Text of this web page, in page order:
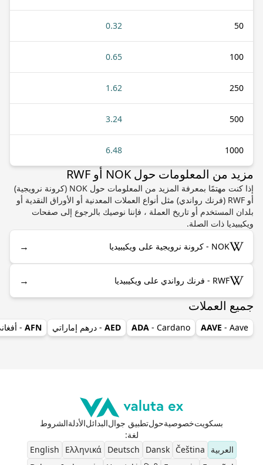
50
0.32
100
0.65
250
1.62
500
3.24
1000
6.48
مزيد من المعلومات حول NOK أو RWF
إذا كنت مهتمًا بمعرفة المزيد من المعلومات حول NOK (كرونة نرويجية)
أو RWF (فرنك رواندي) مثل أنواع العملات المعدنية أو الأوراق النقدية أو
بلدان المستخدم أو تاريخ العملة ، فإننا نوصيك بالرجوع إلى صفحات
ويكيبيديا ذات الصلة.
NOK - كرونة نرويجية على ويكيبيديا →
RWF - فرنك رواندي على ويكيبيديا →
جميع العملات
AAVE - Aave
ADA - Cardano
AED - درهم إماراتي AFN
-
بسكويتخصوصيةحولتطبيق جوالالبدائلالأدلةالشروط
لغة:
العربية
Čeština
Dansk
Deutsch
Ελληνικά
English